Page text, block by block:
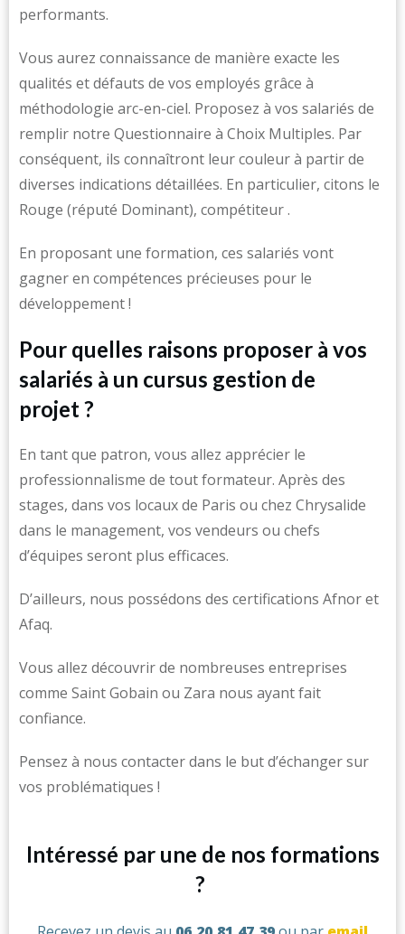
performants.
Vous aurez connaissance de manière exacte les
qualités et défauts de vos employés grâce à
méthodologie arc-en-ciel. Proposez à vos salariés de
remplir notre Questionnaire à Choix Multiples. Par
conséquent, ils connaîtront leur couleur à partir de
diverses indications détaillées. En particulier, citons le
Rouge (réputé Dominant), compétiteur .
En proposant une formation, ces salariés vont
gagner en compétences précieuses pour le
développement !
Pour quelles raisons proposer à vos
salariés à un cursus gestion de
projet ?
En tant que patron, vous allez apprécier le
professionnalisme de tout formateur. Après des
stages, dans vos locaux de Paris ou chez Chrysalide
dans le management, vos vendeurs ou chefs
d’équipes seront plus efficaces.
D’ailleurs, nous possédons des certifications Afnor et
Afaq.
Vous allez découvrir de nombreuses entreprises
comme Saint Gobain ou Zara nous ayant fait
confiance.
Pensez à nous contacter dans le but d’échanger sur
vos problématiques !
Intéressé par une de nos formations
?